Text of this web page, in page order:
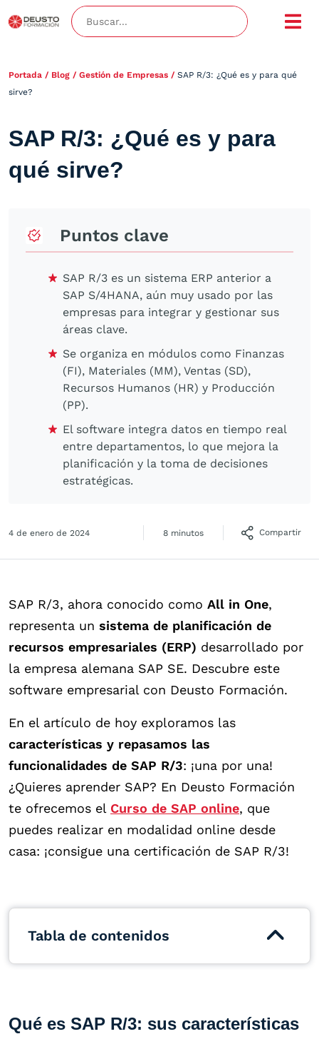
Portada / Blog / Gestión de Empresas / SAP R/3: ¿Qué es y para qué
sirve?
SAP R/3: ¿Qué es y para
qué sirve?
Puntos clave
SAP R/3 es un sistema ERP anterior a
SAP S/4HANA, aún muy usado por las
empresas para integrar y gestionar sus
áreas clave.
Se organiza en módulos como Finanzas
(FI), Materiales (MM), Ventas (SD),
Recursos Humanos (HR) y Producción
(PP).
El software integra datos en tiempo real
entre departamentos, lo que mejora la
planificación y la toma de decisiones
estratégicas.
4 de enero de 2024 8 minutos Compartir
SAP R/3, ahora conocido como All in One,
representa un sistema de planificación de
recursos empresariales (ERP) desarrollado por
la empresa alemana SAP SE. Descubre este
software empresarial con Deusto Formación.
En el artículo de hoy exploramos las
características y repasamos las
funcionalidades de SAP R/3: ¡una por una!
¿Quieres aprender SAP? En Deusto Formación
te ofrecemos el Curso de SAP online, que
puedes realizar en modalidad online desde
casa: ¡consigue una certificación de SAP R/3!
Tabla de contenidos
Qué es SAP R/3: sus características